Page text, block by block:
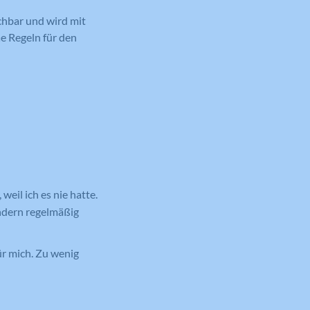
und wird mit
Regeln für den
ich es nie hatte.
regelmäßig
mich. Zu wenig